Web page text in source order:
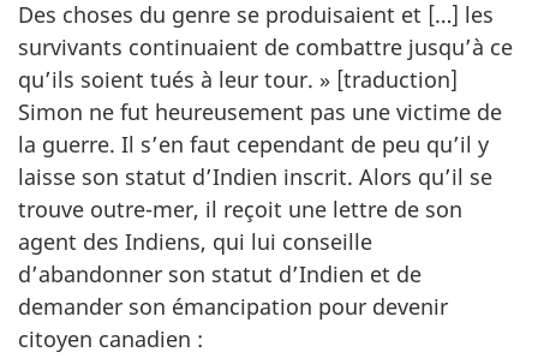
Des choses du genre se produisaient et […] les
survivants continuaient de combattre jusqu’à ce
qu’ils soient tués à leur tour. » [traduction]
Simon ne fut heureusement pas une victime de
la guerre. Il s’en faut cependant de peu qu’il y
laisse son statut d’Indien inscrit. Alors qu’il se
trouve outre-mer, il reçoit une lettre de son
agent des Indiens, qui lui conseille
d’abandonner son statut d’Indien et de
demander son émancipation pour devenir
citoyen canadien :